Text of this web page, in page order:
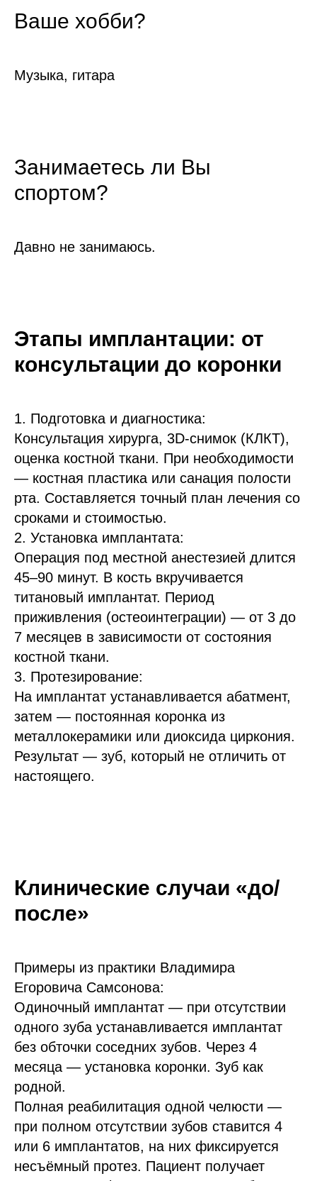
Ваше хобби?
Музыка, гитара
Занимаетесь ли Вы
спортом?
Давно не занимаюсь.
Этапы имплантации: от
консультации до коронки
1. Подготовка и диагностика:
Консультация хирурга, 3D-снимок (КЛКТ),
оценка костной ткани. При необходимости
— костная пластика или санация полости
рта. Составляется точный план лечения со
сроками и стоимостью.
2. Установка имплантата:
Операция под местной анестезией длится
45–90 минут. В кость вкручивается
титановый имплантат. Период
приживления (остеоинтеграции) — от 3 до
7 месяцев в зависимости от состояния
костной ткани.
3. Протезирование:
На имплантат устанавливается абатмент,
затем — постоянная коронка из
металлокерамики или диоксида циркония.
Результат — зуб, который не отличить от
настоящего.
Клинические случаи «до/
после»
Примеры из практики Владимира
Егоровича Самсонова:
Одиночный имплантат — при отсутствии
одного зуба устанавливается имплантат
без обточки соседних зубов. Через 4
месяца — установка коронки. Зуб как
родной.
Полная реабилитация одной челюсти —
при полном отсутствии зубов ставится 4
или 6 имплантатов, на них фиксируется
несъёмный протез. Пациент получает